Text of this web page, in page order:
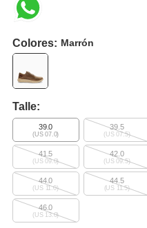
Colores: Marrón
Talle:
39.0
(US 07.0)
39.5
(US 07.5)
41.5
(US 09.0)
42.0
(US 09.5)
44.0
(US 11.0)
44.5
(US 11.5)
46.0
(US 13.0)